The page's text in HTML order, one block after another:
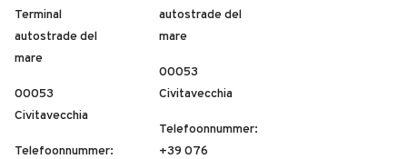
Terminal
autostrade del
mare
00053
Civitavecchia
Telefoonnummer:
autostrade del
mare
00053
Civitavecchia
Telefoonnummer:
+39 076